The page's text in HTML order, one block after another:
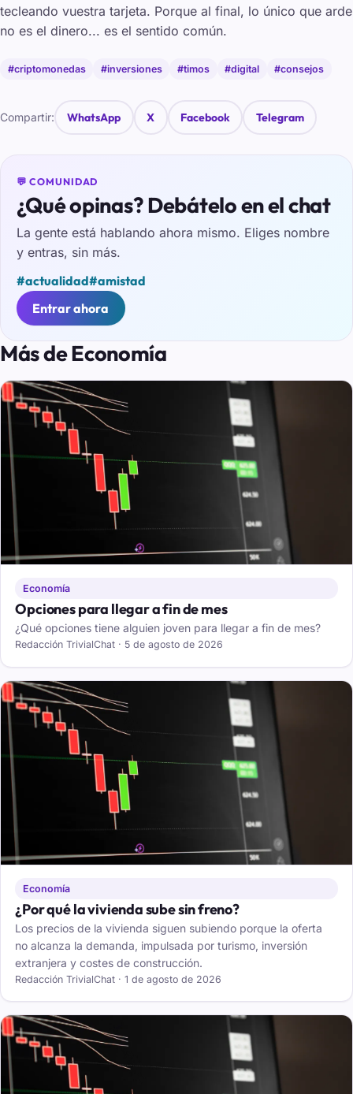
tecleando vuestra tarjeta. Porque al final, lo único que arde
no es el dinero... es el sentido común.
#criptomonedas #inversiones #timos #digital #consejos
Compartir: WhatsApp X Facebook Telegram
💬 COMUNIDAD
¿Qué opinas? Debátelo en el chat
La gente está hablando ahora mismo. Eliges nombre
y entras, sin más.
#actualidad#amistad
Entrar ahora
Más de Economía
Economía
Opciones para llegar a fin de mes
¿Qué opciones tiene alguien joven para llegar a fin de mes?
Redacción TrivialChat · 5 de agosto de 2026
Economía
¿Por qué la vivienda sube sin freno?
Los precios de la vivienda siguen subiendo porque la oferta
no alcanza la demanda, impulsada por turismo, inversión
extranjera y costes de construcción.
Redacción TrivialChat · 1 de agosto de 2026